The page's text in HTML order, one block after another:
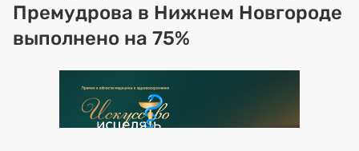
Статьи
Здоровье
BORЩ
Искусство исцелять
Премудрова в Нижнем Новгороде
выполнено на 75%